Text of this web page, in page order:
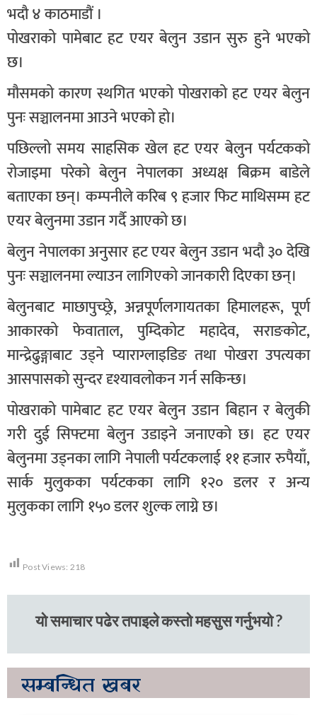
भदौ ४ काठमाडौं ।
पोखराको पामेबाट हट एयर बेलुन उडान सुरु हुने भएको
छ।
मौसमको कारण स्थगित भएको पोखराको हट एयर बेलुन
पुनः सञ्चालनमा आउने भएको हो।
पछिल्लो समय साहसिक खेल हट एयर बेलुन पर्यटकको
रोजाइमा परेको बेलुन नेपालका अध्यक्ष बिक्रम बाडेले
बताएका छन्। कम्पनीले करिब ९ हजार फिट माथिसम्म हट
एयर बेलुनमा उडान गर्दै आएको छ।
बेलुन नेपालका अनुसार हट एयर बेलुन उडान भदौ ३० देखि
पुनः सञ्चालनमा ल्याउन लागिएको जानकारी दिएका छन्।
बेलुनबाट माछापुच्छ्रे, अन्नपूर्णलगायतका हिमालहरू, पूर्ण
आकारको फेवाताल, पुम्दिकोट महादेव, सराङकोट,
मान्द्रेढुङ्गाबाट उड्ने प्याराग्लाइडिङ तथा पोखरा उपत्यका
आसपासको सुन्दर दृश्यावलोकन गर्न सकिन्छ।
पोखराको पामेबाट हट एयर बेलुन उडान बिहान र बेलुकी
गरी दुई सिफ्टमा बेलुन उडाइने जनाएको छ। हट एयर
बेलुनमा उड्नका लागि नेपाली पर्यटकलाई ११ हजार रुपैयाँ,
सार्क मुलुकका पर्यटकका लागि १२० डलर र अन्य
मुलुकका लागि १५० डलर शुल्क लाग्ने छ।
Post Views: 218
यो समाचार पढेर तपाइले कस्तो महसुस गर्नुभयो ?
सम्बन्धित खबर